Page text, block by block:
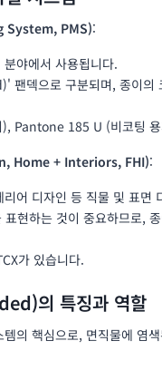
System, PMS):
야에서 사용됩니다.
덱으로 구분되며, 종이의
Pantone 185 U (비코팅
Home + Interiors, FHI):
어 디자인 등 직물 및 표면
현하는 것이 중요하므로,
가 있습니다.
의 특징과 역할
의 핵심으로, 면직물에 염